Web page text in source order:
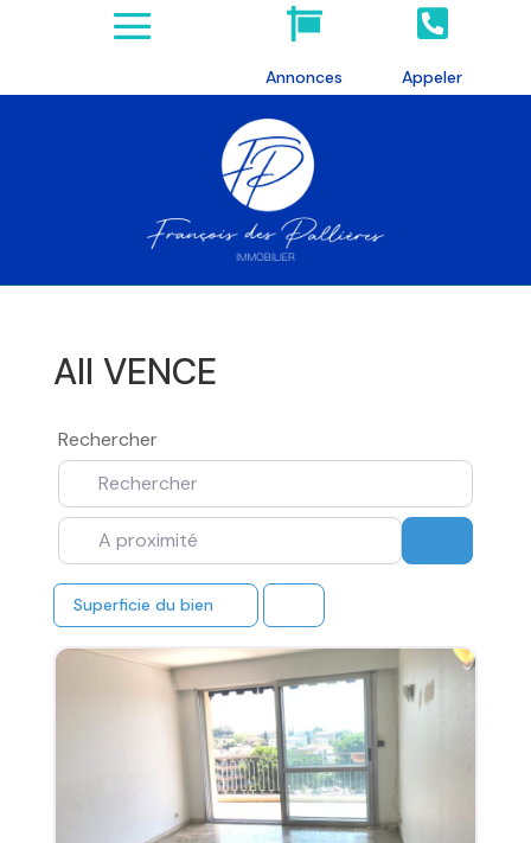

Annonces

Appeler
All VENCE
Rechercher
A proximité
Superficie du bien